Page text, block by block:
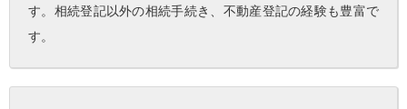
す。相続登記以外の相続手続き、不動産登記の経験も豊富で
す。